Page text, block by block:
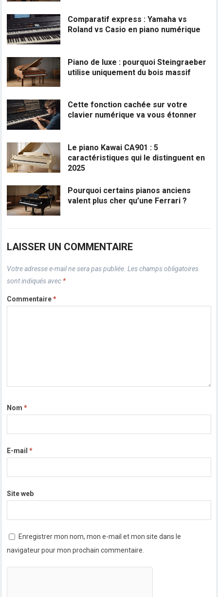
Comparatif express : Yamaha vs
Roland vs Casio en piano numérique
Piano de luxe : pourquoi Steingraeber
utilise uniquement du bois massif
Cette fonction cachée sur votre
clavier numérique va vous étonner
Le piano Kawai CA901 : 5
caractéristiques qui le distinguent en
2025
Pourquoi certains pianos anciens
valent plus cher qu’une Ferrari ?
LAISSER UN COMMENTAIRE
Votre adresse e-mail ne sera pas publiée. Les champs obligatoires
sont indiqués avec *
Commentaire*
Nom*
E-mail*
Site web
Enregistrer mon nom, mon e-mail et mon site dans le
navigateur pour mon prochain commentaire.